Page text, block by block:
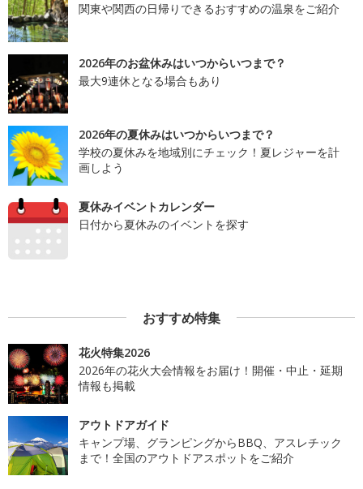
関東や関西の日帰りできるおすすめの温泉をご紹介
2026年のお盆休みはいつからいつまで？
最大9連休となる場合もあり
2026年の夏休みはいつからいつまで？
学校の夏休みを地域別にチェック！夏レジャーを計
画しよう
夏休みイベントカレンダー
日付から夏休みのイベントを探す
おすすめ特集
花火特集2026
2026年の花火大会情報をお届け！開催・中止・延期
情報も掲載
アウトドアガイド
キャンプ場、グランピングからBBQ、アスレチック
まで！全国のアウトドアスポットをご紹介